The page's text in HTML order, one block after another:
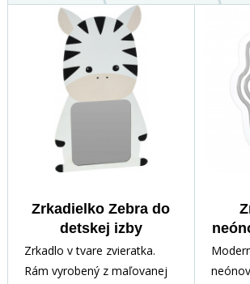
Zrkadielko Zebra do
detskej izby
Zrkadlo v tvare zvieratka.
Rám vyrobený z maľovanej